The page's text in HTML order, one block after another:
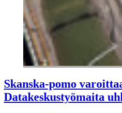
Skanska-pomo
Datakeskustyömaita